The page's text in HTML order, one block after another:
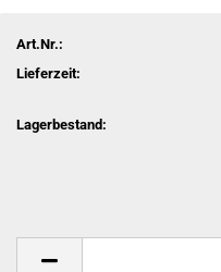
Art.Nr.:
Lieferzeit:
Lagerbestand: